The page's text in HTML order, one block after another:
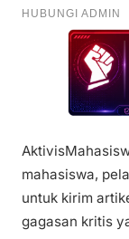
HUBUNGI ADMIN
mahasiswa,
untuk kirim
gagasan kritis